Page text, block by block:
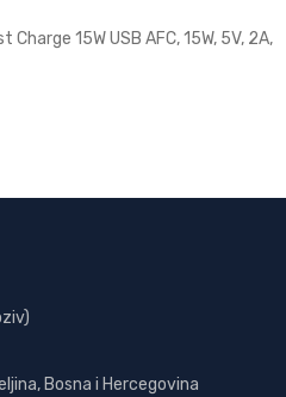
15W USB AFC, 15W, 5V, 2A,
Bosna i Hercegovina